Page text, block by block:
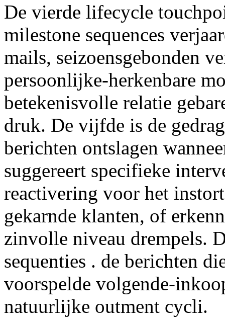
De vierde lifecycle
milestone sequences
mails, seizoensgebonden
persoonlijke-herkenbare
betekenisvolle relatie
druk. De vijfde is de
berichten ontslagen
suggereert specifieke
reactivering voor het
gekarnde klanten, of
zinvolle niveau drempels.
sequenties . de berichten
voorspelde volgende-
natuurlijke outment cycli.